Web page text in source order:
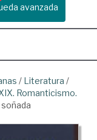
avanzada
/ Literatura /
Romanticismo.